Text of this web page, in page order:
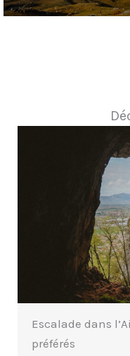
Escalade dans
préférés